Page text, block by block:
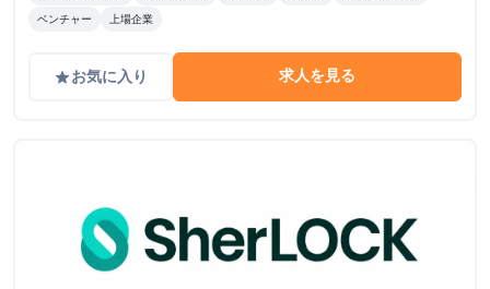
ベンチャー 上場企業
gradeお気に入り 求人を見る